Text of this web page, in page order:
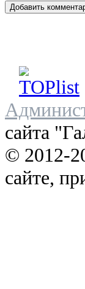
сайта
© 2012-
сайте,